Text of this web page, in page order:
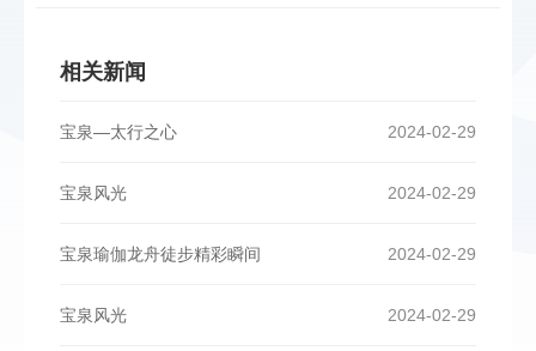
相关新闻
2024-02-29
宝泉—太行之心
2024-02-29
宝泉风光
2024-02-29
宝泉瑜伽龙舟徒步精彩瞬间
2024-02-29
宝泉风光